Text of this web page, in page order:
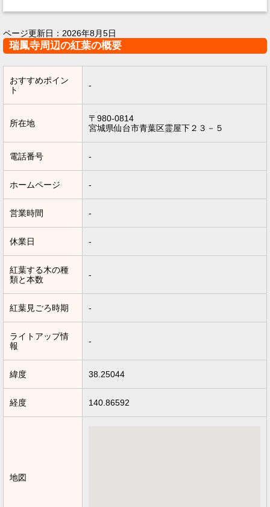
ページ更新日： 2026年8月5日
瑞鳳寺周辺の紅葉の概要
おすすめポイン
ト
-
所在地
〒980-0814
宮城県仙台市青葉区霊屋下２３－５
電話番号 -
ホームページ -
営業時間 -
休業日 -
紅葉する木の種
類と本数
-
紅葉見ごろ時期 -
ライトアップ情
報
-
緯度 38.25044
経度 140.86592
地図